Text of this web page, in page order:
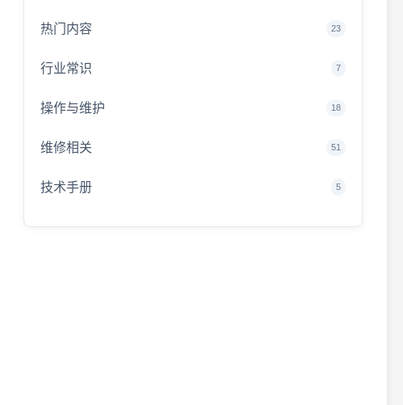
热门内容 23
行业常识 7
操作与维护 18
维修相关 51
技术手册 5